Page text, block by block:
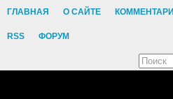
ГЛАВНАЯ О САЙТЕ
RSS ФОРУМ